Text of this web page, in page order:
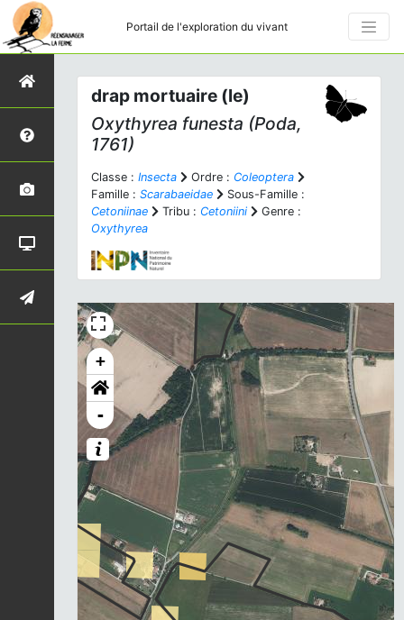
Portail de l'exploration du vivant
drap mortuaire (le)
Oxythyrea funesta (Poda,
1761)
Classe : Insecta Ordre : Coleoptera
Famille : Scarabaeidae
Sous-Famille :
Cetoniinae
Tribu : Cetoniini
Genre :
Oxythyrea
+
-